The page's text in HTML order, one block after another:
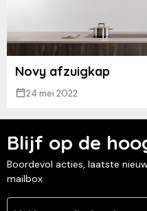
Novy afzuigkap
24 mei 2022
Blijf op de
Boordevol acties, laatste
mailbox